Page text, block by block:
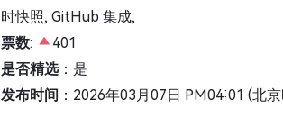
时快照, GitHub 集成,
票数:
401
是否精选：是
发布时间 ：2026年03月07日 PM04:01 (北